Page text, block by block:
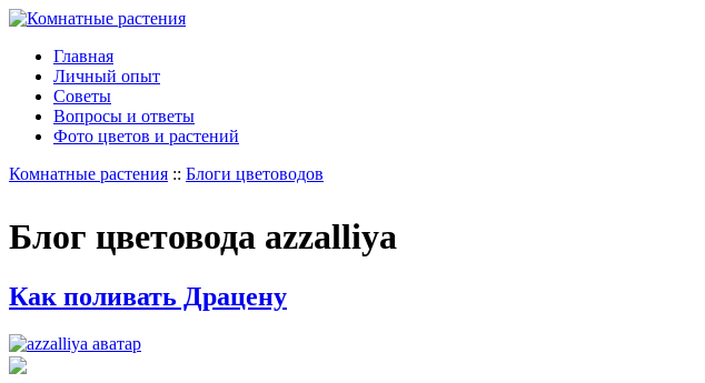
Главная
Личный опыт
Советы
Вопросы и ответы
Фото цветов и растений
Комнатные растения :: Блоги цветоводов
Блог цветовода azzalliya
Как поливать Драцену